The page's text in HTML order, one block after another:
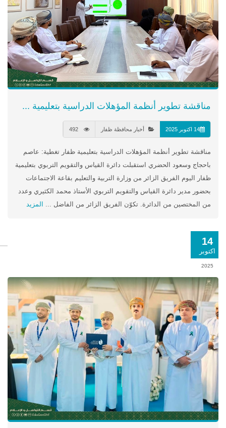
مناقشة تطوير أنظمة المؤهلات الدراسية بتعليمية ...
14 اكتوبر 2025 أخبار محافظة ظفار
مناقشة تطوير أنظمة المؤهلات الدراسية بتعليمية ظفار تغطية: عاصم
باحجاج وسعود الحضري استقبلت دائرة القياس والتقويم التربوي بتعليمية
ظفار اليوم الفريق الزائر من وزارة التربية والتعليم بقاعة الاجتماعات
بحضور مدير دائرة القياس والتقويم التربوي الأستاذ محمد الكثيري وعدد
من المختصين من الدائرة. تكوّن الفريق الزائر من الفاضل ... المزيد
14
اكتوبر
2025